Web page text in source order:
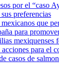
por el “caso
preferencias
que
para
para el
casos de